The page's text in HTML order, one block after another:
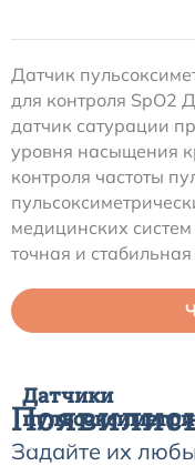
Датчик
для контроля SpO2
датчик сатурации
уровня насыщения
контроля частоты
медицинских
точная и
Датчики
Задайте их